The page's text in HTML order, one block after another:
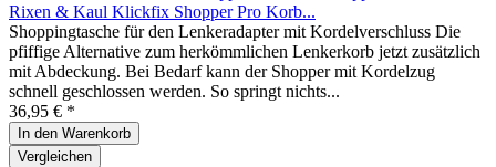
Rixen & Kaul Klickfix Shopper Pro Korb...
Shoppingtasche für den Lenkeradapter mit Kordelverschluss Die
pfiffige Alternative zum herkömmlichen Lenkerkorb jetzt zusätzlich
mit Abdeckung. Bei Bedarf kann der Shopper mit Kordelzug
schnell geschlossen werden. So springt nichts...
36,95 € *
In den Warenkorb
Vergleichen